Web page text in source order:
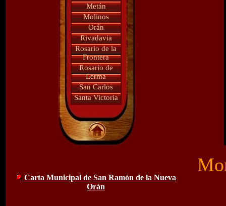
Metán
Molinos
Orán
Rivadavia
Rosario de la
Frontera
Rosario de
Lerma
San Carlos
Santa Victoria
Carta Municipal de San Ramón de la Nueva
Orán